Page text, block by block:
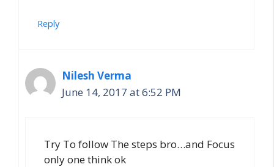
Reply
Nilesh Verma
June 14, 2017 at 6:52 PM
Try To follow The steps bro…and Focus
only one think ok